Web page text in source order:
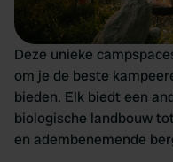
Deze unieke
om je de beste
bieden. Elk biedt een
biologische landbouw
en adembenemende